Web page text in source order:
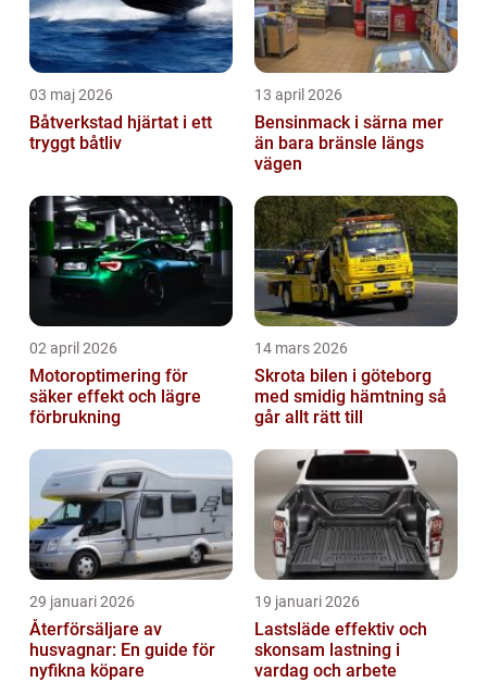
03 maj 2026
Båtverkstad hjärtat i ett
tryggt båtliv
13 april 2026
Bensinmack i särna mer
än bara bränsle längs
vägen
02 april 2026
Motoroptimering för
säker effekt och lägre
förbrukning
14 mars 2026
Skrota bilen i göteborg
med smidig hämtning så
går allt rätt till
29 januari 2026
Återförsäljare av
husvagnar: En guide för
nyfikna köpare
19 januari 2026
Lastsläde effektiv och
skonsam lastning i
vardag och arbete